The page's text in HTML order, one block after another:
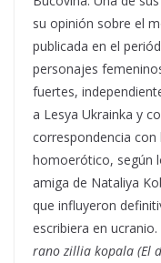
su opinión sobre el
publicada en el
personajes
fuertes,
a Lesya Ukrainka y
correspondencia
homoerótico, según
amiga de Nataliya
que influyeron
escribiera en
rano zillia kopala (El